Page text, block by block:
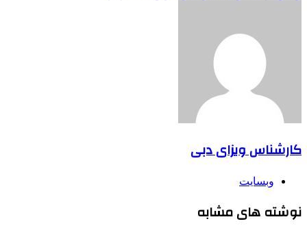
کارشناس ویزای دبی
وبسایت
نوشته های مشابه